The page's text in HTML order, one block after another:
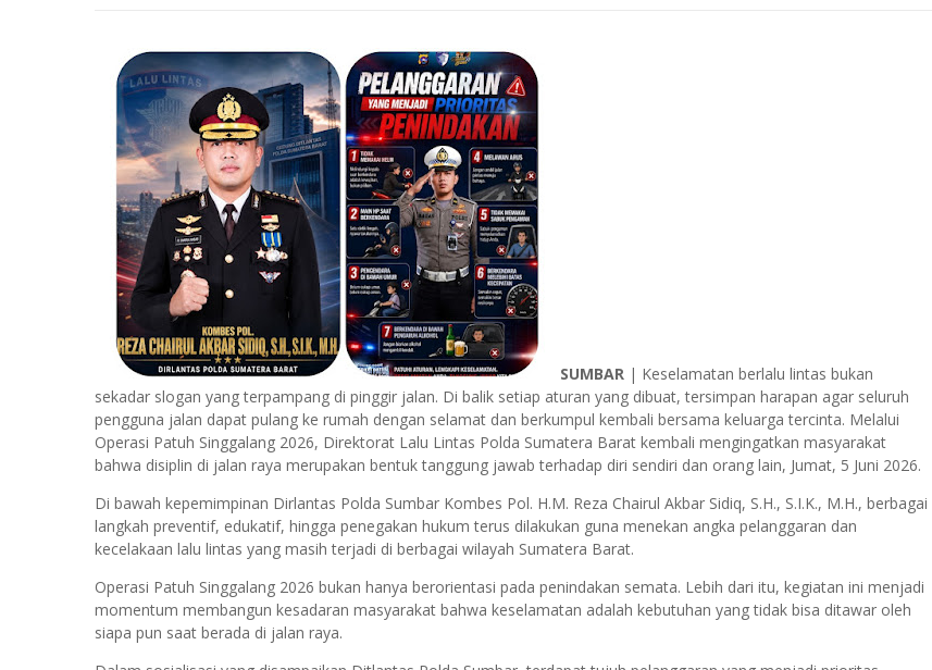
SUMBAR | Keselamatan berlalu lintas bukan
sekadar slogan yang terpampang di pinggir jalan. Di balik setiap aturan yang dibuat, tersimpan harapan agar seluruh
pengguna jalan dapat pulang ke rumah dengan selamat dan berkumpul kembali bersama keluarga tercinta. Melalui
Operasi Patuh Singgalang 2026, Direktorat Lalu Lintas Polda Sumatera Barat kembali mengingatkan masyarakat
bahwa disiplin di jalan raya merupakan bentuk tanggung jawab terhadap diri sendiri dan orang lain, Jumat, 5 Juni 2026.
Di bawah kepemimpinan Dirlantas Polda Sumbar Kombes Pol. H.M. Reza Chairul Akbar Sidiq, S.H., S.I.K., M.H., berbagai
langkah preventif, edukatif, hingga penegakan hukum terus dilakukan guna menekan angka pelanggaran dan
kecelakaan lalu lintas yang masih terjadi di berbagai wilayah Sumatera Barat.
Operasi Patuh Singgalang 2026 bukan hanya berorientasi pada penindakan semata. Lebih dari itu, kegiatan ini menjadi
momentum membangun kesadaran masyarakat bahwa keselamatan adalah kebutuhan yang tidak bisa ditawar oleh
siapa pun saat berada di jalan raya.